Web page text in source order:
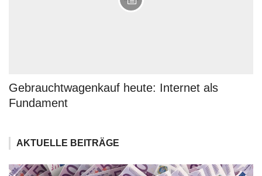
Gebrauchtwagenkauf heute: Internet als
Fundament
AKTUELLE BEITRÄGE